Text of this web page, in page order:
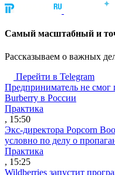
Cамый масштабный и
Рассказываем о важных
Перейти в Telegram
Предприниматель не смог
Burberry в России
Практика
, 15:50
Экс-директора Popcorn
условно по делу о
Практика
, 15:25
Wildberries запустит